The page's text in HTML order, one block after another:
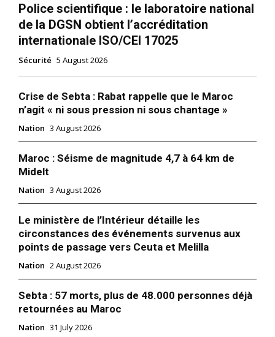
Police scientifique : le laboratoire national
de la DGSN obtient l’accréditation
internationale ISO/CEI 17025
Sécurité 5 August 2026
Crise de Sebta : Rabat rappelle que le Maroc
n’agit « ni sous pression ni sous chantage »
Nation 3 August 2026
Maroc : Séisme de magnitude 4,7 à 64 km de
Midelt
Nation 3 August 2026
Le ministère de l’Intérieur détaille les
circonstances des événements survenus aux
points de passage vers Ceuta et Melilla
Nation 2 August 2026
Sebta : 57 morts, plus de 48.000 personnes déjà
retournées au Maroc
Nation 31 July 2026